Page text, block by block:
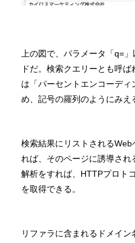
上の図で、パラメータ「q=
ドだ。検索クエリーとも呼
は「パーセントエンコーデ
め、記号の羅列のようにみえ
検索結果にリストされる
れば、そのページに誘導さ
解析をすれば、HTTPプロト
を取得できる。
リファラに含まれるドメイ